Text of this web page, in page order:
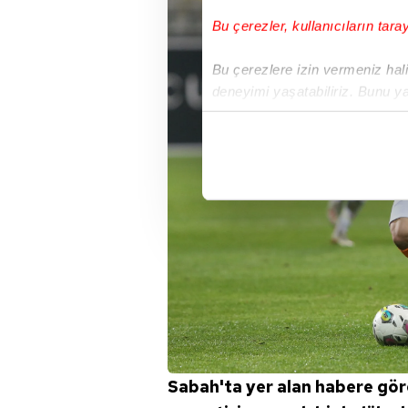
Bu çerezler, kullanıcıların
Bu çerezlere izin vermeniz
deneyimi yaşatabiliriz. Bunu
içerikleri sunabilmek adına
Her halükârda, kullanıcılar,
Sizlere daha iyi bir hizmet
çerezler vasıtasıyla çeşitli
amacıyla kullanılmaktadır.
reklam/pazarlama
Çerezlere ilişkin tercihlerinizi
butonuna tıklayabilir,Çerez
6698 sayılı Kişisel Verilerin
Sabah'ta yer alan habere